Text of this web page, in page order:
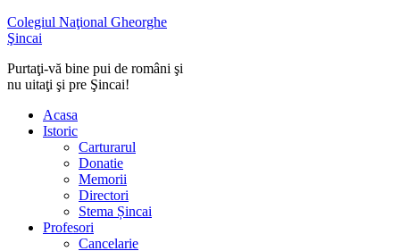
Colegiul Naţional Gheorghe
Şincai
Purtaţi-vă bine pui de români şi
nu uitaţi şi pre Şincai!
Acasa
Istoric
Carturarul
Donatie
Memorii
Directori
Stema Șincai
Profesori
Cancelarie